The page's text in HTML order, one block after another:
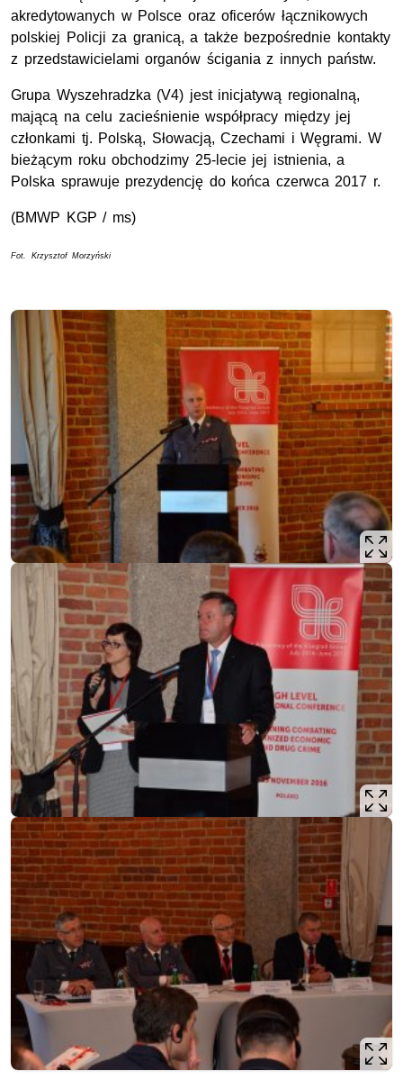
akredytowanych w Polsce oraz oficerów łącznikowych
polskiej Policji za granicą, a także bezpośrednie kontakty
z przedstawicielami organów ścigania z innych państw.
Grupa Wyszehradzka (V4) jest inicjatywą regionalną,
mającą na celu zacieśnienie współpracy między jej
członkami tj. Polską, Słowacją, Czechami i Węgrami. W
bieżącym roku obchodzimy 25-lecie jej istnienia, a
Polska sprawuje prezydencję do końca czerwca 2017 r.
(BMWP KGP / ms)
Fot. Krzysztof Morzyński